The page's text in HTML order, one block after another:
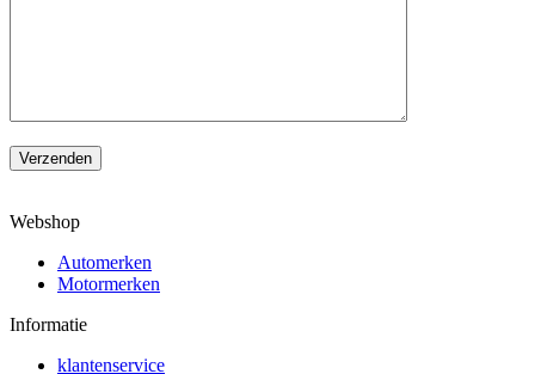
Verzenden
Webshop
Automerken
Motormerken
Informatie
klantenservice